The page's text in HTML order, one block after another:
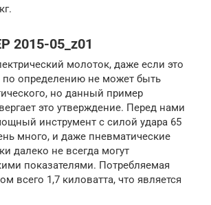
2015-05_z01
молоток, даже если это
определению не может быть
но данный пример
это утверждение. Перед нами
инструмент с силой удара 65
много, и даже пневматические
далеко не всегда могут
показателями. Потребляемая
всего 1,7 киловатта, что является